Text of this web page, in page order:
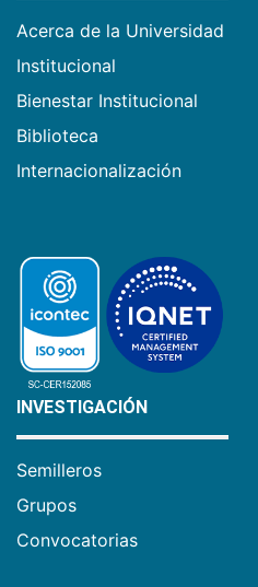
Acerca de la Universidad
Institucional
Bienestar Institucional
Biblioteca
Internacionalización
INVESTIGACIÓN
Semilleros
Grupos
Convocatorias